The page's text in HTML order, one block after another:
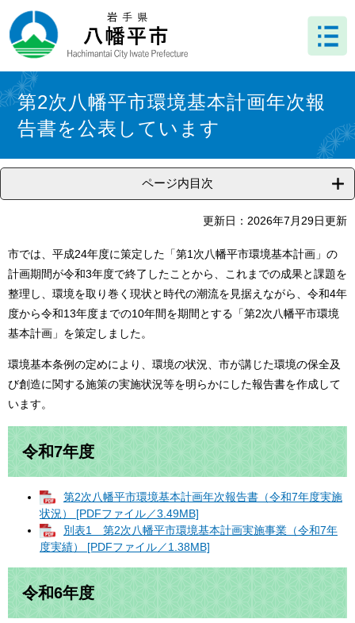
ー
ジ
先
頭
で
ニ
ュ
を
飛
ば
本
文
文 第2次八幡平市環境基本計画年次報
告書を公表しています
ページ内目次
更新日：2026年7月29日更新
市では、平成24年度に策定した「第1次八幡平市環境基本計画」の
計画期間が令和3年度で終了したことから、これまでの成果と課題を
整理し、環境を取り巻く現状と時代の潮流を見据えながら、令和4年
度から令和13年度までの10年間を期間とする「第2次八幡平市環境
基本計画」を策定しました。
環境基本条例の定めにより、環境の状況、市が講じた環境の保全及
び創造に関する施策の実施状況等を明らかにした報告書を作成して
います。
令和7年度
第2次八幡平市環境基本計画年次報告書（令和7年度実施
状況） [PDFファイル／3.49MB]
別表1 第2次八幡平市環境基本計画実施事業（令和7年
度実績） [PDFファイル／1.38MB]
令和6年度